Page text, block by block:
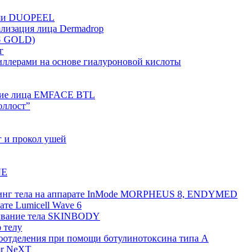
DUOPEEL
лица Dermadrop
GOLD)
на основе гиалуроновой кислоты
лица EMFACE BTL
и прокол ушей
тела на аппарате InMode MORPHEUS 8, ENDYMED
Lumicell Wave 6
тела SKINBODY
при помощи ботулинотоксина типа А
NeXT